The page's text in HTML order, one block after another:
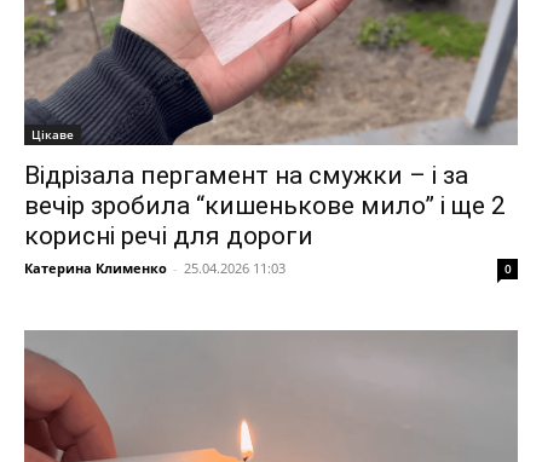
Цікаве
Відрізала пергамент на смужки – і за
вечір зробила “кишенькове мило” і ще 2
корисні речі для дороги
Катерина Клименко - 25.04.2026 11:03 0